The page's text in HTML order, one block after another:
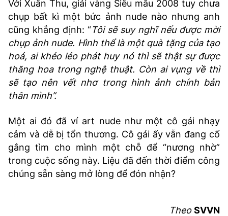
Với Xuân Thu, giải vàng Siêu mẫu 2008 tuy chưa
chụp bất kì một bức ảnh nude nào nhưng anh
cũng khẳng định: “Tôi sẽ suy nghĩ nếu được mời
chụp ảnh nude. Hình thể là một quà tặng của tạo
hoá, ai khéo léo phát huy nó thì sẽ thật sự được
thăng hoa trong nghệ thuật. Còn ai vụng về thì
sẽ tạo nên vết nhơ trong hình ảnh chính bản
thân mình”.
Một ai đó đã ví art nude như một cô gái nhạy
cảm và dễ bị tổn thương. Cô gái ấy vẫn đang cố
gắng tìm cho mình một chỗ để “nương nhờ”
trong cuộc sống này. Liệu đã đến thời điểm công
chúng sẵn sàng mở lòng để đón nhận?
Theo SVVN